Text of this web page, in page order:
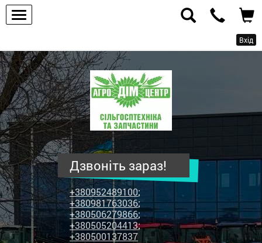
Вхід
ПП
"Агродім-
центр"
-
продаж
сільськогосподарської
техніки
та
запчастин
Дзвоніть зараз!
+380952489100;
+380981763036;
+380506279866;
+380505204413;
+380500137837